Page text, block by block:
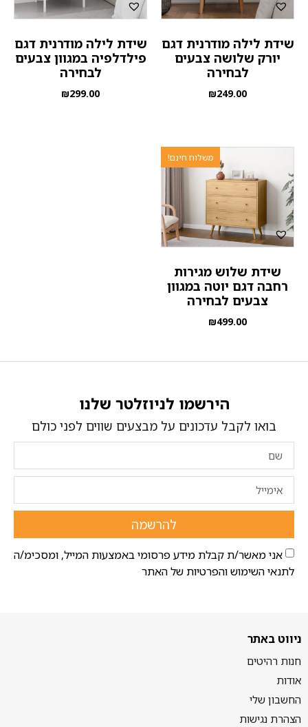
שידת לילה מודרנית דגם
יורק שלושה צבעים
לבחירה
₪249.00
שידת לילה מודרנית דגם
פילדלפיה במגוון צבעים
לבחירה
₪299.00
משלוח חינם!
שידת שלוש מגירות
רחבה דגם יוטה במגוון
צבעים לבחירה
₪499.00
הירשמו לניוזלטר שלנו
בואו לקבל עדכונים על מבצעים שווים לפני כולם
אני מאשר/ת קבלת מידע פרסומי באמצעות המייל, ומסכימ/ה
לתנאי השימוש והפרטיות של האתר
להרשמה
ניווט באתר
חנות רהיטים
אודות
החשבון שלי
הצהרת נגישות